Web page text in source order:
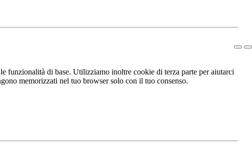
funzionalità di base. Utilizziamo inoltre cookie di terza parte per aiutarci
memorizzati nel tuo browser solo con il tuo consenso.